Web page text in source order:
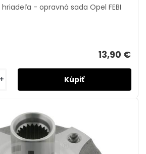
- opravná sada Opel FEBI
13,90 €
+